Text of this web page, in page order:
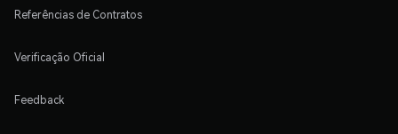
Referências de Contratos
Verificação Oficial
Feedback